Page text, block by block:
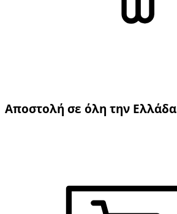
Αποστολή σε όλη την Ελλάδα